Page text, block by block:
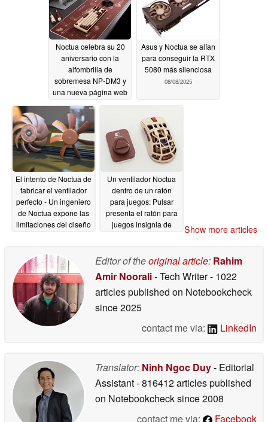
11/06/2025
Noctua celebra su 20
aniversario con la
alfombrilla de
sobremesa NP-DM3 y
una nueva página web
10/23/2025
Asus y Noctua se alían
para conseguir la RTX
5080 más silenciosa
08/08/2025
El intento de Noctua de
fabricar el ventilador
perfecto - Un ingeniero
de Noctua expone las
limitaciones del diseño
Un ventilador Noctua
dentro de un ratón
para juegos: Pulsar
presenta el ratón para
juegos insignia de
Show more articles
Editor of theoriginal article: Rahim
Amir Noorali- Tech Writer- 1022
articles published on Notebookcheck
since 2025
contact me via:
LinkedIn
Translator: Ninh Ngoc Duy- Editorial
Assistant- 816412 articles published
on Notebookchecksince 2008
contact me via:
Facebook